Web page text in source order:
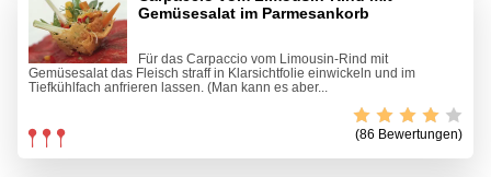
Gemüsesalat im Parmesankorb
Für das Carpaccio vom Limousin-Rind mit
Gemüsesalat das Fleisch straff in Klarsichtfolie einwickeln und im
Tiefkühlfach anfrieren lassen. (Man kann es aber...
(86 Bewertungen)